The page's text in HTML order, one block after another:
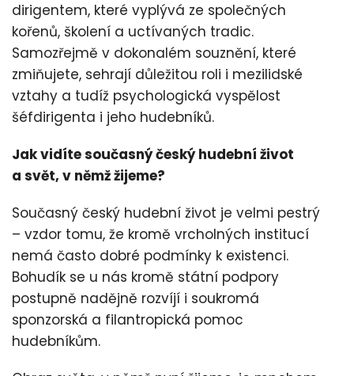
dirigentem, které vyplývá ze společných
kořenů, školení a uctívaných tradic.
Samozřejmě v dokonalém souznění, které
zmiňujete, sehrají důležitou roli i mezilidské
vztahy a tudíž psychologická vyspělost
šéfdirigenta i jeho hudebníků.
Jak vidíte současný český hudební život
a svět, v němž žijeme?
Současný český hudební život je velmi pestrý
– vzdor tomu, že kromě vrcholných institucí
nemá často dobré podmínky k existenci.
Bohudík se u nás kromě státní podpory
postupně nadějně rozvíjí i soukromá
sponzorská a filantropická pomoc
hudebníkům.